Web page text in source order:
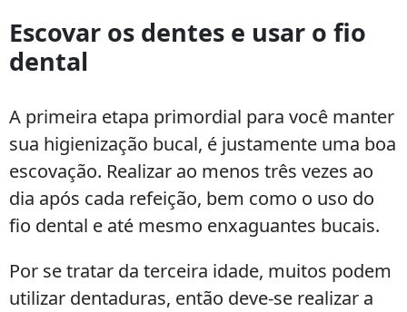
Escovar os dentes e usar o fio
dental
A primeira etapa primordial para você manter
sua higienização bucal, é justamente uma boa
escovação. Realizar ao menos três vezes ao
dia após cada refeição, bem como o uso do
fio dental e até mesmo enxaguantes bucais.
Por se tratar da terceira idade, muitos podem
utilizar dentaduras, então deve-se realizar a